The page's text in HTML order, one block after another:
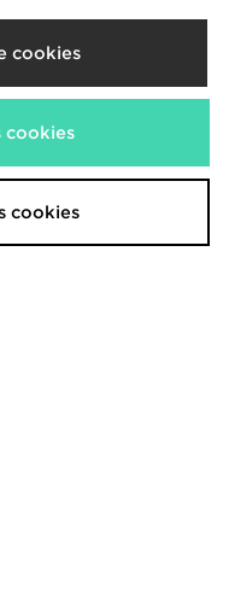
cookies
cookies
cookies